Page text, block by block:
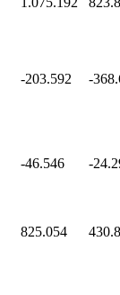
-203.592 -
-46.546 -
825.054